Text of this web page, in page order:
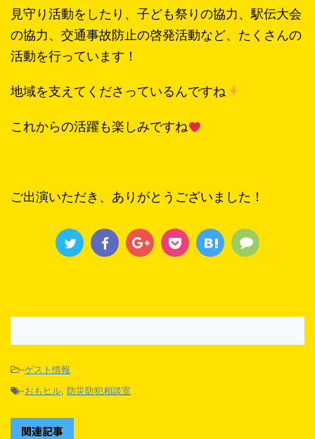
見守り活動をしたり、子ども祭りの協力、駅伝大会
の協力、交通事故防止の啓発活動など、たくさんの
活動を行っています！
地域を支えてくださっているんですね
これからの活躍も楽しみですね
ご出演いただき、ありがとうございました！
-ゲスト情報
-おもヒル, 防災防犯相談室
関連記事